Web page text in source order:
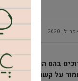
בהם הורים רבים
על קשר ישיר עם